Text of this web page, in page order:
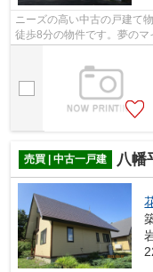
ニーズの高い中古の戸建て
徒歩8分の物件です。夢の
売買 | 中古一戸建 八幡